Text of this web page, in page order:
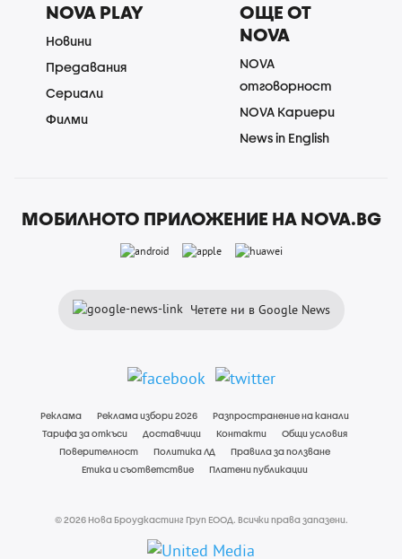
NOVA PLAY
Новини
Предавания
Сериали
Филми
ОЩЕ ОТ
NOVA
NOVA
отговорност
NOVA Кариери
News in English
МОБИЛНОТО ПРИЛОЖЕНИЕ НА NOVA.BG
Четете ни в Google News
Реклама Реклама избори 2026
Разпространение на канали
Тарифа за откъси
Доставчици Контакти
Общи условия
Поверителност
Политика ЛД
Правила за ползване
Етика и съответствие
Платени публикации
© 2026 Нова Броудкастинг Груп ЕООД. Всички права запазени.